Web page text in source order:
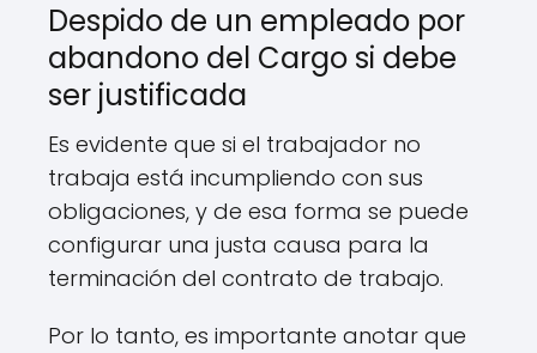
Despido de un empleado por
abandono del Cargo si debe
ser justificada
Es evidente que si el trabajador no
trabaja está incumpliendo con sus
obligaciones, y de esa forma se puede
configurar una justa causa para la
terminación del contrato de trabajo.
Por lo tanto, es importante anotar que